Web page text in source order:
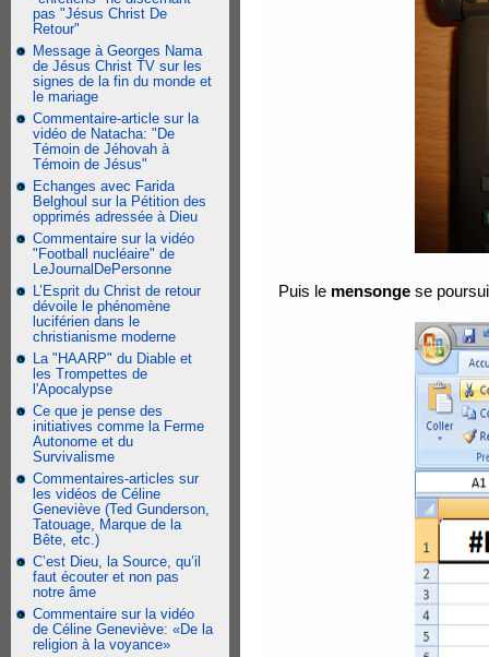
pas "Jésus Christ De
Retour"
Message à Georges Nama
de Jésus Christ TV sur les
signes de la fin du monde et
le mariage
Commentaire-article sur la
vidéo de Natacha: "De
Témoin de Jéhovah à
Témoin de Jésus"
Echanges avec Farida
Belghoul sur la Pétition des
opprimés adressée à Dieu
Commentaire sur la vidéo
"Football nucléaire" de
LeJournalDePersonne
L’Esprit du Christ de retour
dévoile le phénomène
luciférien dans le
christianisme moderne
La "HAARP" du Diable et
les Trompettes de
l'Apocalypse
Ce que je pense des
initiatives comme la Ferme
Autonome et du
Survivalisme
Commentaires-articles sur
les vidéos de Céline
Geneviève (Ted Gunderson,
Tatouage, Marque de la
Bête, etc.)
C’est Dieu, la Source, qu’il
faut écouter et non pas
notre âme
Commentaire sur la vidéo
de Céline Geneviève: «De la
religion à la voyance»
Puis le mensonge se